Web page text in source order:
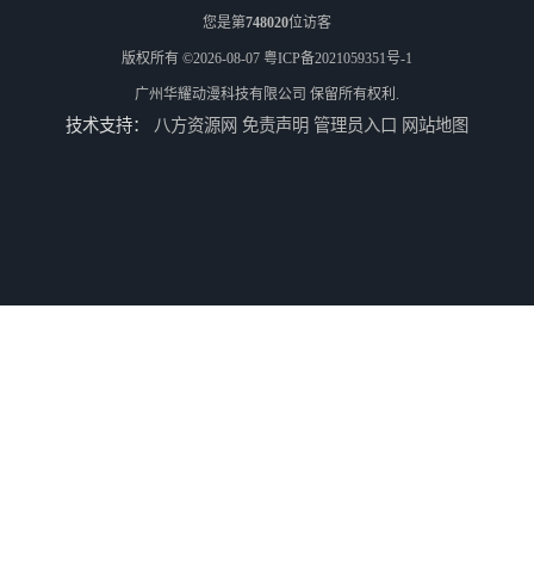
您是第748020位访客
版权所有 ©2026-08-07 粤ICP备2021059351号-1
广州华耀动漫科技有限公司 保留所有权利.
技术支持： 八方资源网 免责声明 管理员入口 网站地图